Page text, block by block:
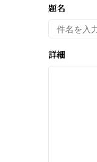
題名
詳細